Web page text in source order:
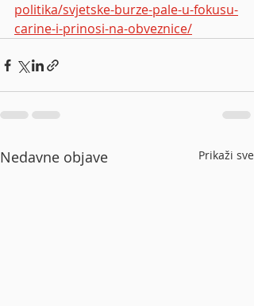
politika/svjetske-burze-pale-u-fokusu-
carine-i-prinosi-na-obveznice/
Nedavne objave Prikaži sve